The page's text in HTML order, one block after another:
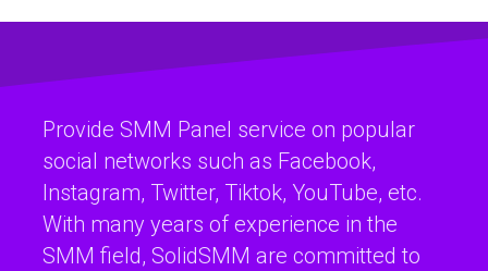
Provide SMM Panel service on popular
social networks such as Facebook,
Instagram, Twitter, Tiktok, YouTube, etc.
With many years of experience in the
SMM field, SolidSMM are committed to